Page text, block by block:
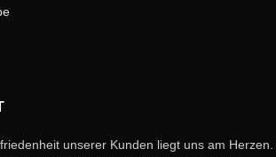
unserer Kunden liegt uns am Herzen.